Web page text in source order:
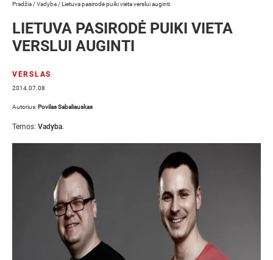
Pradžia /Vadyba /Lietuva pasirodė puiki vieta verslui auginti
LIETUVA PASIRODĖ PUIKI VIETA
VERSLUI AUGINTI
VERSLAS
2014.07.08
Autorius: Povilas Sabaliauskas
Temos: Vadyba.